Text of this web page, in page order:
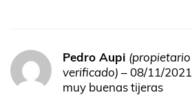
Pedro Aupi (propietario
verificado) –08/11/2021
muy buenas tijeras